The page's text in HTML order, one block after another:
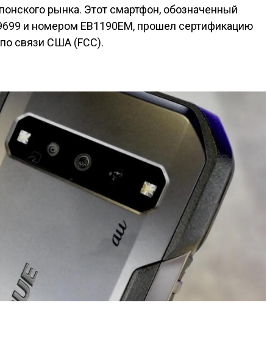
рынка. Этот смартфон, обозначенный
и номером EB1190EM, прошел сертификацию
связи США (FCC).